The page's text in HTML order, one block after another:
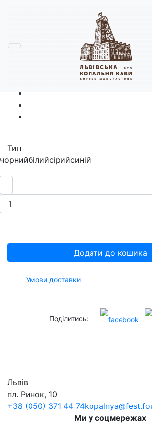
Термос Копальня
Тип
чорнийбілийсірийсиній
Додати до кошика
Умови доставки
Поділитись:
Львів
пл. Ринок, 10
+38 (050) 371 44 74
Ми у соцмережах